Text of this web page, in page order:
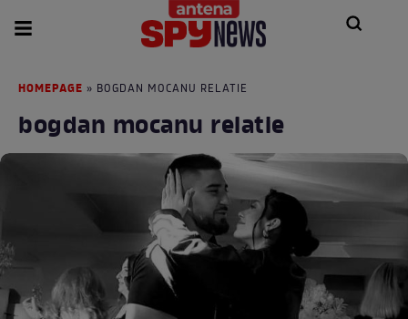
HOMEPAGE » BOGDAN MOCANU RELATIE
bogdan mocanu relatie